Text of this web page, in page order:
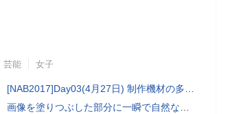
芸能 女子
[NAB2017]Day03(4月27日) 制作機材の多様化と充実した周辺機器群
画像を塗りつぶした部分に一瞬で自然な画像を補完する技術を早稲田大学の研究者が開発